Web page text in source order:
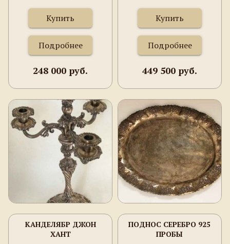
20 века, 220 мм высота, 230
мм ширина.
Хильдесхаймская роза
Купить
Подробнее
248 000 руб.
Купить
Подробнее
449 500 руб.
КАНДЕЛЯБР ДЖОН
ХАНТ
ПОДНОС СЕРЕБРО 925
ПРОБЫ